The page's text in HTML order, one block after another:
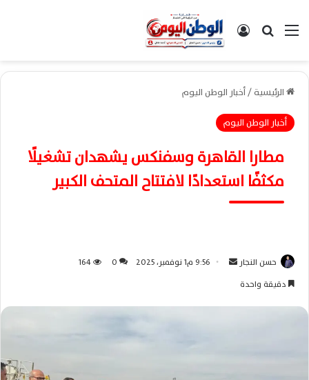
القائمةبحث عن تسجيل الدخول
الرئيسية/أخبار الوطن اليوم
أخبار الوطن اليوم
مطارا القاهرة وسفنكس يشهدان تشغيلًا
مكثفًا استعدادًا لافتتاح المتحف الكبير
حسن النجار 9:56 م1 نوفمبر، 2025 0
164
دقيقة واحدة